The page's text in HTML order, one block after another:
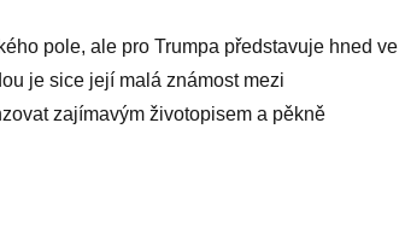
pole, ale pro Trumpa představuje hned ve
je sice její malá známost mezi
zajímavým životopisem a pěkně